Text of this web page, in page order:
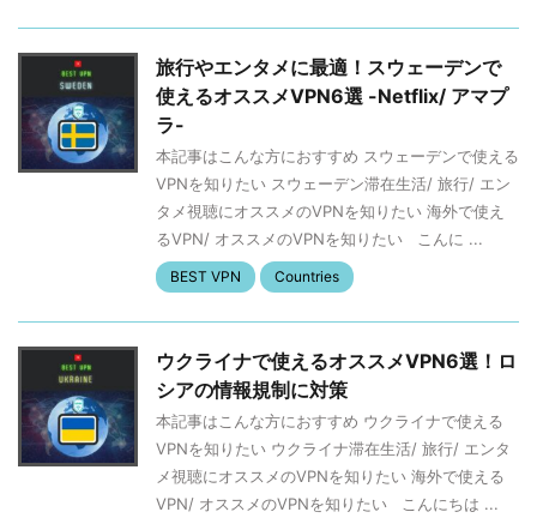
旅行やエンタメに最適！スウェーデンで
使えるオススメVPN6選 -Netflix/ アマプ
ラ-
本記事はこんな方におすすめ スウェーデンで使える
VPNを知りたい スウェーデン滞在生活/ 旅行/ エン
タメ視聴にオススメのVPNを知りたい 海外で使え
るVPN/ オススメのVPNを知りたい こんに ...
BEST VPN Countries
ウクライナで使えるオススメVPN6選！ロ
シアの情報規制に対策
本記事はこんな方におすすめ ウクライナで使える
VPNを知りたい ウクライナ滞在生活/ 旅行/ エンタ
メ視聴にオススメのVPNを知りたい 海外で使える
VPN/ オススメのVPNを知りたい こんにちは ...